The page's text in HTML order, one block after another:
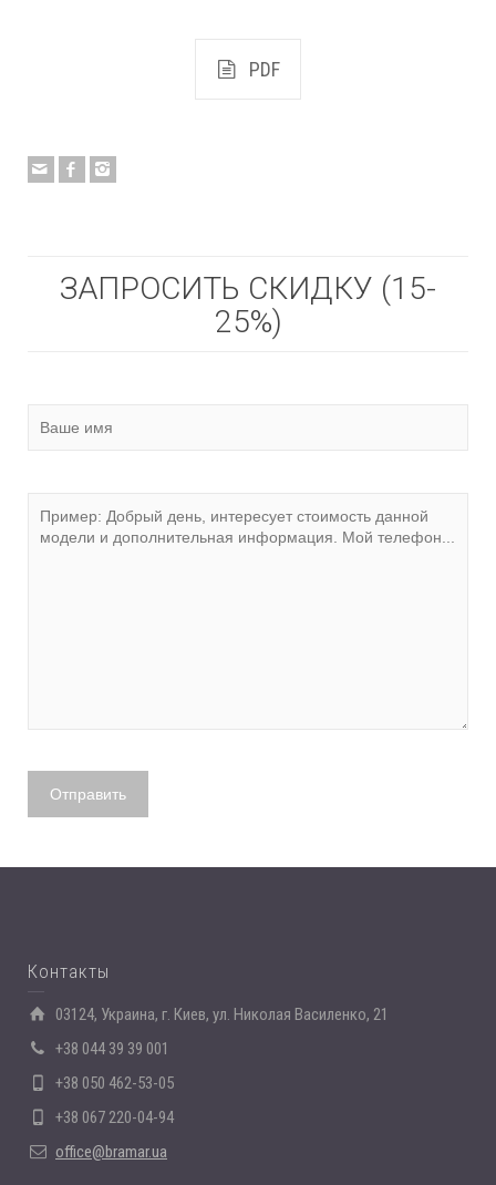
PDF
ЗАПРОСИТЬ СКИДКУ (15-
25%)
Контакты
03124, Украина, г. Киев, ул. Николая Василенко, 21
+38 044 39 39 001
+38 050 462-53-05
+38 067 220-04-94
office@bramar.ua